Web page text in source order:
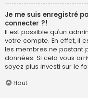
Je me suis enregistré
connecter ?!
Il est possible qu’un
votre compte. En effet, il
les membres ne postant
données. Si cela vous
soyez plus investi sur le
Haut